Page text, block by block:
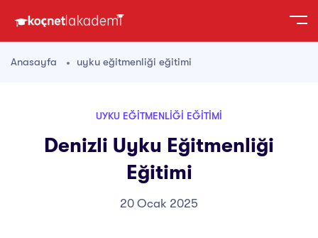
Anasayfa uyku eğitmenliği eğitimi
UYKU EĞITMENLIĞI EĞITIMI
Denizli Uyku Eğitmenliği
Eğitimi
20 Ocak 2025